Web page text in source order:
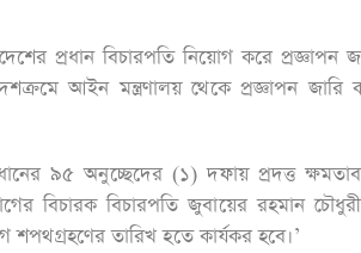
প্রধান বিচারপতি নিয়োগ করে প্রজ্ঞাপন
আইন মন্ত্রণালয় থেকে প্রজ্ঞাপন জারি
৯৫ অনুচ্ছেদের (১) দফায় প্রদত্ত
বিচারক বিচারপতি জুবায়ের রহমান
শপথগ্রহণের তারিখ হতে কার্যকর হবে।’